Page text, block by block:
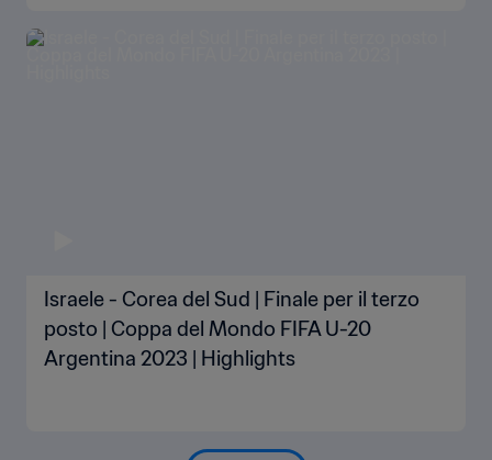
Israele - Corea del Sud | Finale per il terzo
posto | Coppa del Mondo FIFA U-20
Argentina 2023 | Highlights